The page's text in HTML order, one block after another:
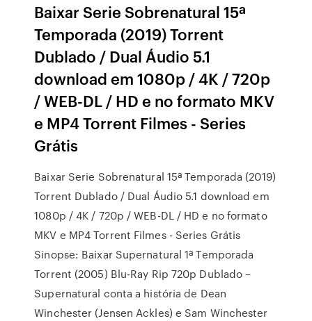
Baixar Serie Sobrenatural 15ª
Temporada (2019) Torrent
Dublado / Dual Áudio 5.1
download em 1080p / 4K / 720p
/ WEB-DL / HD e no formato MKV
e MP4 Torrent Filmes - Series
Grátis
Baixar Serie Sobrenatural 15ª Temporada (2019)
Torrent Dublado / Dual Áudio 5.1 download em
1080p / 4K / 720p / WEB-DL / HD e no formato
MKV e MP4 Torrent Filmes - Series Grátis
Sinopse: Baixar Supernatural 1ª Temporada
Torrent (2005) Blu-Ray Rip 720p Dublado –
Supernatural conta a história de Dean
Winchester (Jensen Ackles) e Sam Winchester